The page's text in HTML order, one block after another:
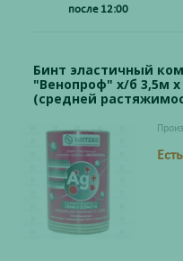
после 12:00
Бинт эластичный
"Венопроф" х/б 3,5м
(средней